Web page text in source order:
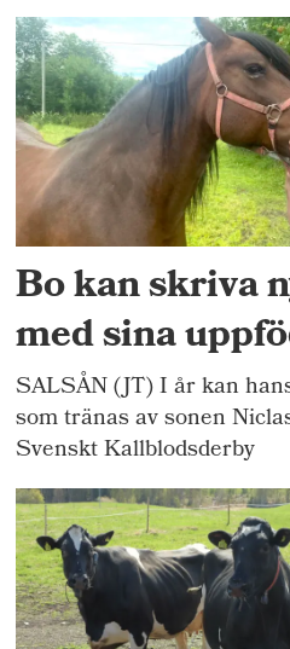
Bo kan skriva
med sina
SALSÅN (JT) I år kan
som tränas av sonen
Svenskt Kallblodsderby